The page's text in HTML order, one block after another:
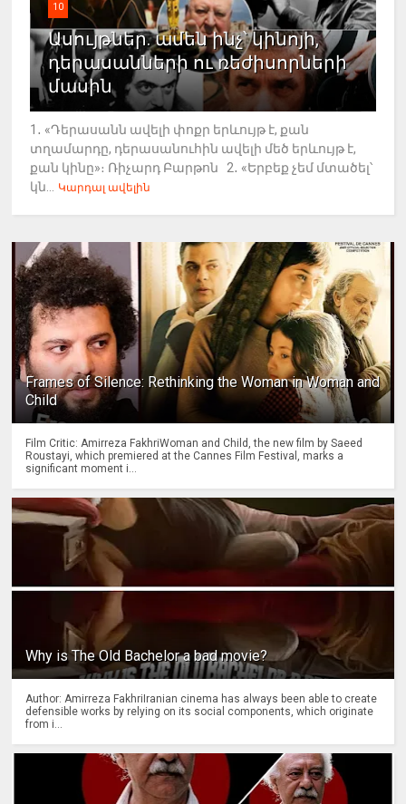
10
Ասույթներ. ամեն ինչ՝ կինոյի,
դերասանների ու ռեժիսորների
մասին
1․ «Դերասանն ավելի փոքր երևույթ է, քան
տղամարդը, դերասանուհին ավելի մեծ երևույթ է,
քան կինը»։ Ռիչարդ Բարթոն 2․ «Երբեք չեմ մտածել՝
կն...
Կարդալ ավելին
Frames of Silence: Rethinking the Woman in Woman and
Child
Film Critic: Amirreza FakhriWoman and Child, the new film by Saeed
Roustayi, which premiered at the Cannes Film Festival, marks a
significant moment i...
Why is The Old Bachelor a bad movie?
Author: Amirreza FakhriIranian cinema has always been able to create
defensible works by relying on its social components, which originate
from i...